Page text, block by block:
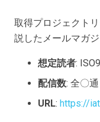
取得プロジェクト
説したメールマガジ
想定読者:
配信数: 全〇通
URL: https://